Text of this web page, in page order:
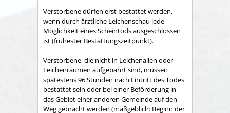
Verstorbene dürfen erst bestattet werden,
wenn durch ärztliche Leichenschau jede
Möglichkeit eines Scheintods ausgeschlossen
ist (frühester Bestattungszeitpunkt).
Verstorbene, die nicht in Leichenallen oder
Leichenräumen aufgebahrt sind, müssen
spätestens 96 Stunden nach Eintritt des Todes
bestattet sein oder bei einer Beförderung in
das Gebiet einer anderen Gemeinde auf den
Weg gebracht werden (maßgeblich: Beginn der